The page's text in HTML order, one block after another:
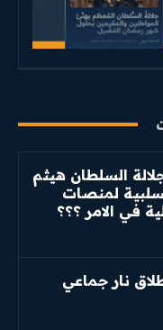
السلطان هيثم
لمنصات
في الامر ؟؟؟
نار جماعي